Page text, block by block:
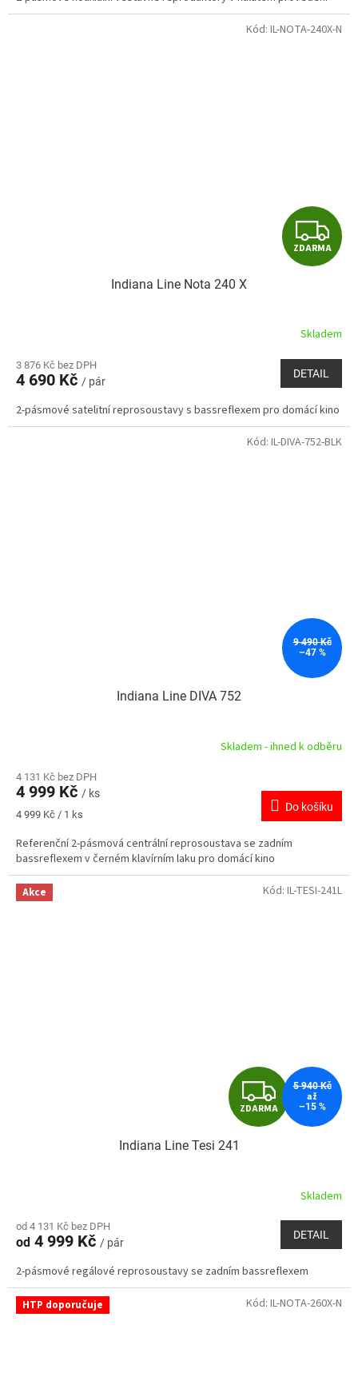
Z
D
R
M
A
ZDARMA
Indiana Line Nota 240 X
Skladem
3 876 Kč bez DPH
4 690 Kč / pár
DETAIL
2-pásmové satelitní reprosoustavy s bassreflexem pro domácí kino
Kód: IL-NOTA-240X-N
9 490 Kč
–47 %
Indiana Line DIVA 752
Skladem - ihned k odběru
4 131 Kč bez DPH
4 999 Kč / ks
Měrná
4 999 Kč / 1 ks
Do košíku
Referenční 2-pásmová centrální reprosoustava se zadním
bassreflexem v černém klavírním laku pro domácí kino
Kód: IL-DIVA-752-BLK
Akce
Z
D
M
A
ZDARMA
5 940 Kč
až
–15 %
Indiana Line Tesi 241
Skladem
od 4 131 Kč bez DPH
od 4 999 Kč / pár
DETAIL
2-pásmové regálové reprosoustavy se zadním bassreflexem
Kód: IL-TESI-241L
HTP doporučuje Kód: IL-NOTA-260X-N